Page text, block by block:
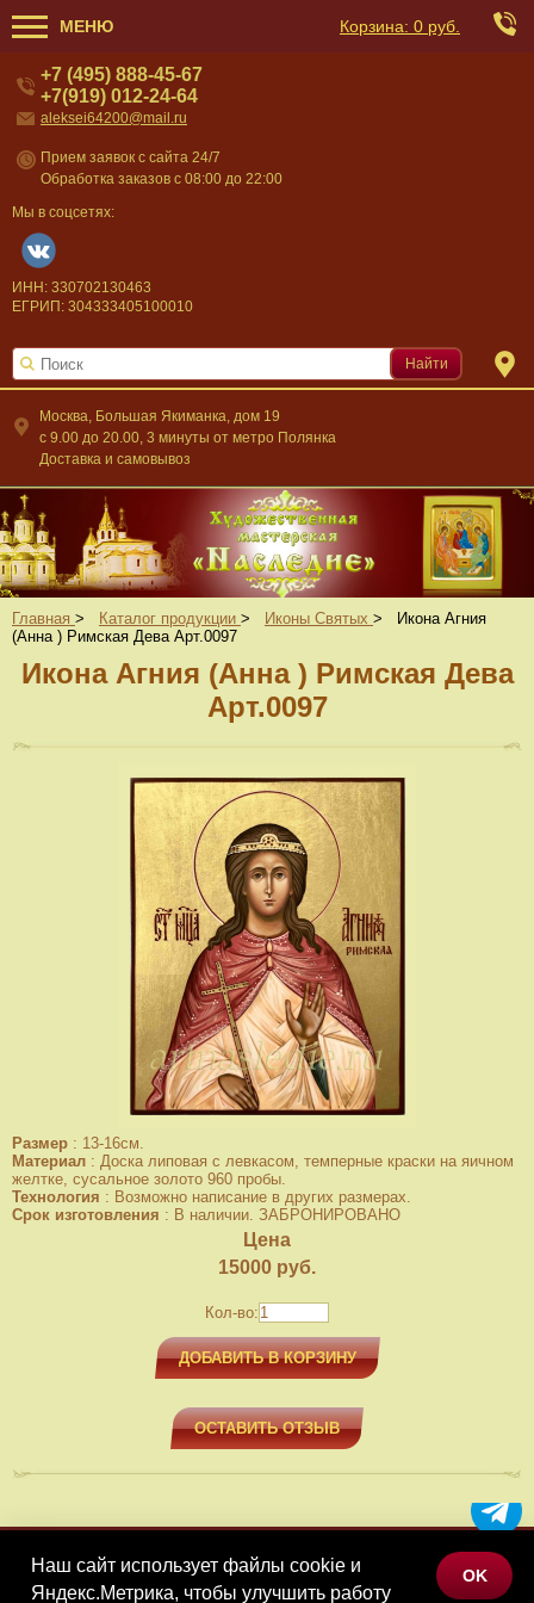
МЕНЮ Корзина: 0 руб.
Москва, Большая Якиманка, дом 19
c 9.00 до 20.00, 3 минуты от метро Полянка
Доставка и самовывоз
+7 (495) 888-45-67
+7(919) 012-24-64
aleksei64200@mail.ru
Прием заявок с сайта 24/7
Обработка заказов с 08:00 до 22:00
Мы в соцсетях:
ИНН: 330702130463
ЕГРИП: 304333405100010
Найти
Главная > Каталог продукции > Иконы Святых >
Икона Агния
(Анна ) Римская Дева Арт.0097
Икона Агния (Анна ) Римская Дева
Арт.0097
Размер : 13-16см.
Материал : Доска липовая с левкасом, темперные краски на яичном
желтке, сусальное золото 960 пробы.
Технология : Возможно написание в других размерах.
Срок изготовления : В наличии. ЗАБРОНИРОВАНО
Цена
15000 руб.
Кол-во:
ДОБАВИТЬ В КОРЗИНУ
ОСТАВИТЬ ОТЗЫВ
МЕНЮ
Наш сайт использует файлы cookie и
Яндекс.Метрика, чтобы улучшить работу
OK